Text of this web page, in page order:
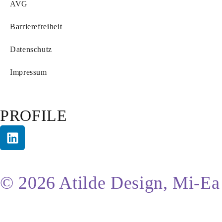
AVG
Barrierefreiheit
Datenschutz
Impressum
PROFILE
© 2026 Atilde Design, Mi-Ea